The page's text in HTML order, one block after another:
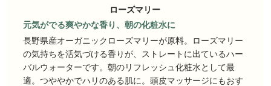
ローズマリー
元気がでる爽やかな香り、朝の化粧水に
長野県産オーガニックローズマリーが原料。ローズマリー
の気持ちを活気づける香りが、ストレートに出ているハー
バルウォーターです。朝のリフレッシュ化粧水として最
適。つややかでハリのある肌に。頭皮マッサージにもおす